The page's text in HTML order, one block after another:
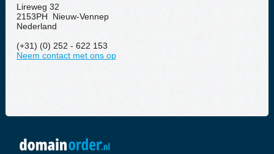
Lireweg 32
2153PH Nieuw-Vennep
Nederland
(+31) (0) 252 - 622 153
Neem contact met ons op